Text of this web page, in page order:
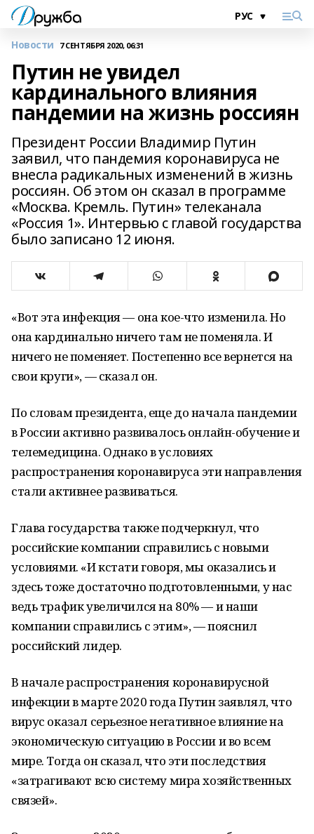
Новости 7 СЕНТЯБРЯ 2020, 06:31
Путин не увидел
кардинального влияния
пандемии на жизнь россиян
Президент России Владимир Путин
заявил, что пандемия коронавируса не
внесла радикальных изменений в жизнь
россиян. Об этом он сказал в программе
«Москва. Кремль. Путин» телеканала
«Россия 1». Интервью с главой государства
было записано 12 июня.
«Вот эта инфекция — она кое-что изменила. Но
она кардинально ничего там не поменяла. И
ничего не поменяет. Постепенно все вернется на
свои круги», — сказал он.
По словам президента, еще до начала пандемии
в России активно развивалось онлайн-обучение и
телемедицина. Однако в условиях
распространения коронавируса эти направления
стали активнее развиваться.
Глава государства также подчеркнул, что
российские компании справились с новыми
условиями. «И кстати говоря, мы оказались и
здесь тоже достаточно подготовленными, у нас
ведь трафик увеличился на 80% — и наши
компании справились с этим», — пояснил
российский лидер.
В начале распространения коронавирусной
инфекции в марте 2020 года Путин заявлял, что
вирус оказал серьезное негативное влияние на
экономическую ситуацию в России и во всем
мире. Тогда он сказал, что эти последствия
«затрагивают всю систему мира хозяйственных
связей».